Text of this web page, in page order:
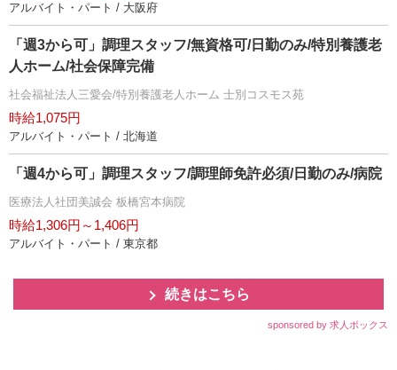
アルバイト・パート / 大阪府
「週3から可」調理スタッフ/無資格可/日勤のみ/特別養護老
人ホーム/社会保障完備
社会福祉法人三愛会/特別養護老人ホーム 士別コスモス苑
時給1,075円
アルバイト・パート / 北海道
「週4から可」調理スタッフ/調理師免許必須/日勤のみ/病院
医療法人社団美誠会 板橋宮本病院
時給1,306円～1,406円
アルバイト・パート / 東京都
続きはこちら
sponsored by 求人ボックス